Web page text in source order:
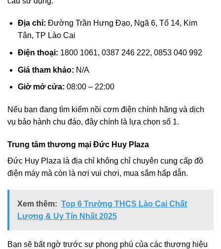
Địa chỉ: Đường Trần Hưng Đạo, Ngã 6, Tổ 14, Kim
Tân, TP Lào Cai
Điện thoại: 1800 1061, 0387 246 222, 0853 040 992
Giá tham khảo: N/A
Giờ mở cửa: 08:00 – 22:00
Nếu bạn đang tìm kiếm nồi cơm điện chính hãng và dịch
vụ bảo hành chu đáo, đây chính là lựa chọn số 1.
Trung tâm thương mại Đức Huy Plaza
Đức Huy Plaza là địa chỉ không chỉ chuyên cung cấp đồ
điện máy mà còn là nơi vui chơi, mua sắm hấp dẫn.
Xem thêm: Top 6 Trường THCS Lào Cai Chất
Lượng & Uy Tín Nhất 2025
Bạn sẽ bất ngờ trước sự phong phú của các thương hiệu